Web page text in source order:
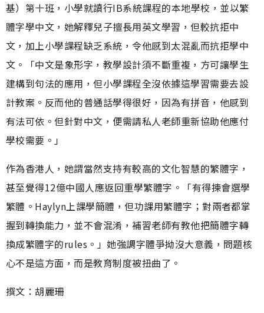
基）第十班，小學就讀行IB系統課程的本地學校，並以繁
體字學中文，她解釋兒子擅長用英文學習，但較抗拒中
文，加上小學課程缺乏系統，令他感到太混亂而抗拒學中
文。「中文是象形字，教學設計須不斷重複，方可讓學生
建構到句法的應用，但小學課程全沒依據這學習需要去設
計教案。反而他的普通話學得很好，因為有拼音，他感到
有法可依。但針對中文，便需請私人老師重新協助他應付
學校需要。」
作為香港人，她謂當然支持有較高的文化智慧的繁體字，
甚至覺得12億中國人應返回重學繁體字。「有得揀會選學
繁體。Haylyn上課學簡體，但功課用繁體字；對兩者都掌
握到轉換能力，並不會混淆，補習老師有教他把簡體字轉
換成繁體字的rules。」她強調字體爭拗沒大意義，問題核
心不是這方面，而是教育制度被扭曲了。
撰文：胡麗珊